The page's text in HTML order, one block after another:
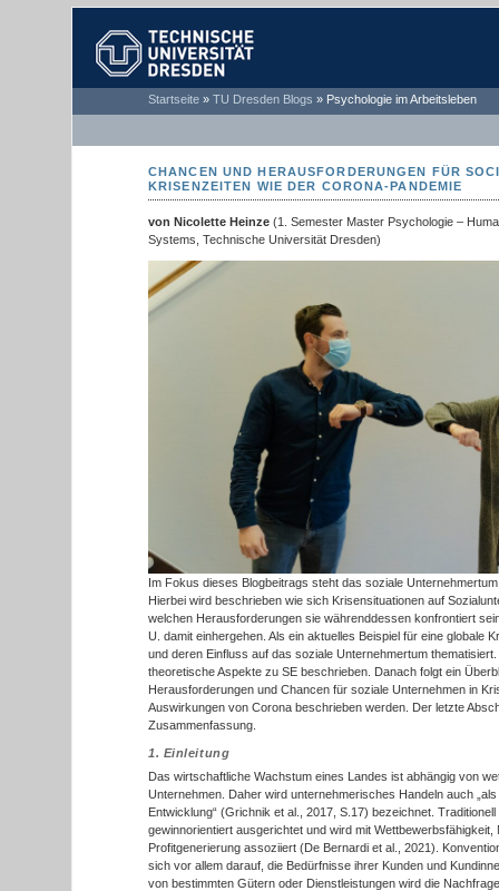
TECHNISCHE
UNIVERSITÄT
Startseite » TU Dresden Blogs » Psychologie im Arbeitsleben
CHANCEN UND HERAUSFORDERUNGEN FÜR
KRISENZEITEN WIE DER CORONA-PANDEMIE
von Nicolette Heinze (1. Semester Master Psychologie –
Systems, Technische Universität Dresden)
Im Fokus dieses Blogbeitrags steht das soziale
Hierbei wird beschrieben wie sich Krisensituationen auf
welchen Herausforderungen sie währenddessen konfrontiert
U. damit einhergehen. Als ein aktuelles Beispiel für eine globale
und deren Einfluss auf das soziale Unternehmertum
theoretische Aspekte zu SE beschrieben. Danach folgt ein
Herausforderungen und Chancen für soziale Unternehmen in
Auswirkungen von Corona beschrieben werden. Der letzte
Zusammenfassung.
1. Einleitung
Das wirtschaftliche Wachstum eines Landes ist abhängig von
Unternehmen. Daher wird unternehmerisches Handeln auch
Entwicklung“ (Grichnik et al., 2017, S.17) bezeichnet.
gewinnorientiert ausgerichtet und wird mit Wettbewerbsfähigkeit,
Profitgenerierung assoziiert (De Bernardi et al., 2021).
sich vor allem darauf, die Bedürfnisse ihrer Kunden und
von bestimmten Gütern oder Dienstleistungen wird die